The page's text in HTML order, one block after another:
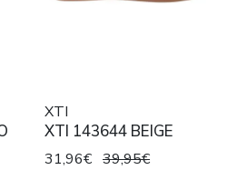
XTI
XTI 143644 BEIGE
31,96€ 39,95€